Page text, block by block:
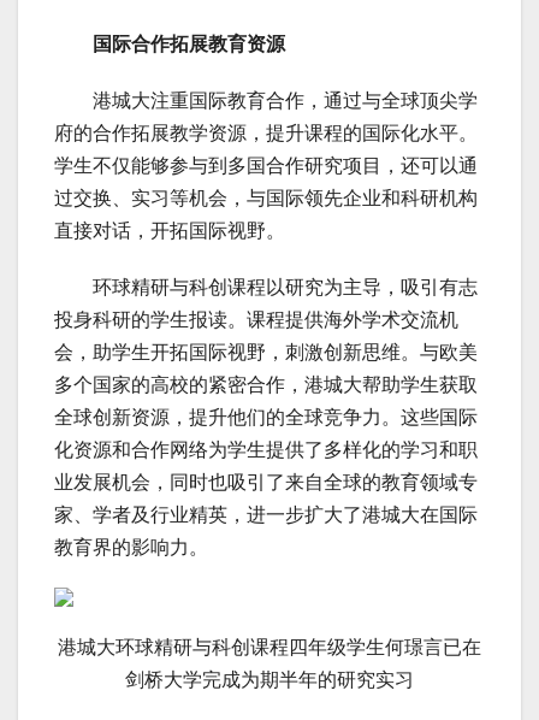
国际合作拓展教育资源
港城大注重国际教育合作，通过与全球顶尖学
府的合作拓展教学资源，提升课程的国际化水平。
学生不仅能够参与到多国合作研究项目，还可以通
过交换、实习等机会，与国际领先企业和科研机构
直接对话，开拓国际视野。
环球精研与科创课程以研究为主导，吸引有志
投身科研的学生报读。课程提供海外学术交流机
会，助学生开拓国际视野，刺激创新思维。与欧美
多个国家的高校的紧密合作，港城大帮助学生获取
全球创新资源，提升他们的全球竞争力。这些国际
化资源和合作网络为学生提供了多样化的学习和职
业发展机会，同时也吸引了来自全球的教育领域专
家、学者及行业精英，进一步扩大了港城大在国际
教育界的影响力。
港城大环球精研与科创课程四年级学生何璟言已在
剑桥大学完成为期半年的研究实习